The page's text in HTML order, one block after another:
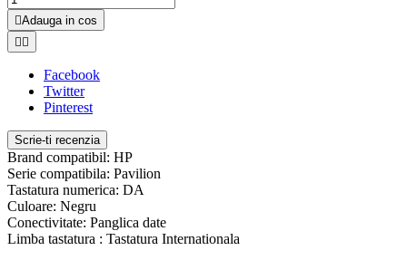
Adauga in cos
 
Facebook
Twitter
Pinterest
Scrie-ti recenzia
Brand compatibil: HP
Serie compatibila: Pavilion
Tastatura numerica: DA
Culoare: Negru
Conectivitate: Panglica date
Limba tastatura : Tastatura Internationala